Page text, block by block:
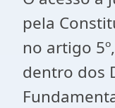
pela
no artigo
dentro dos